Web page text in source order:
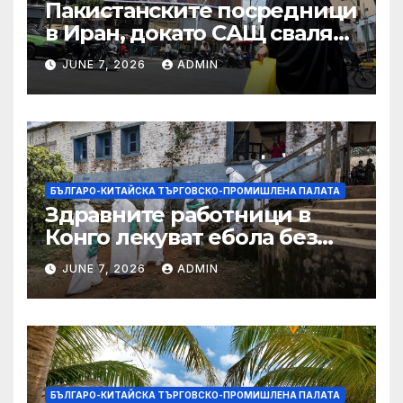
Пакистанските посредници
в Иран, докато САЩ свалят
дронове, Ливан търси мир
JUNE 7, 2026 ADMIN
БЪЛГАРО-КИТАЙСКА ТЪРГОВСКО-ПРОМИШЛЕНА ПАЛАТА
Здравните работници в
Конго лекуват ебола без
заплащане, докато СЗО
търси ресурси
JUNE 7, 2026 ADMIN
БЪЛГАРО-КИТАЙСКА ТЪРГОВСКО-ПРОМИШЛЕНА ПАЛАТА